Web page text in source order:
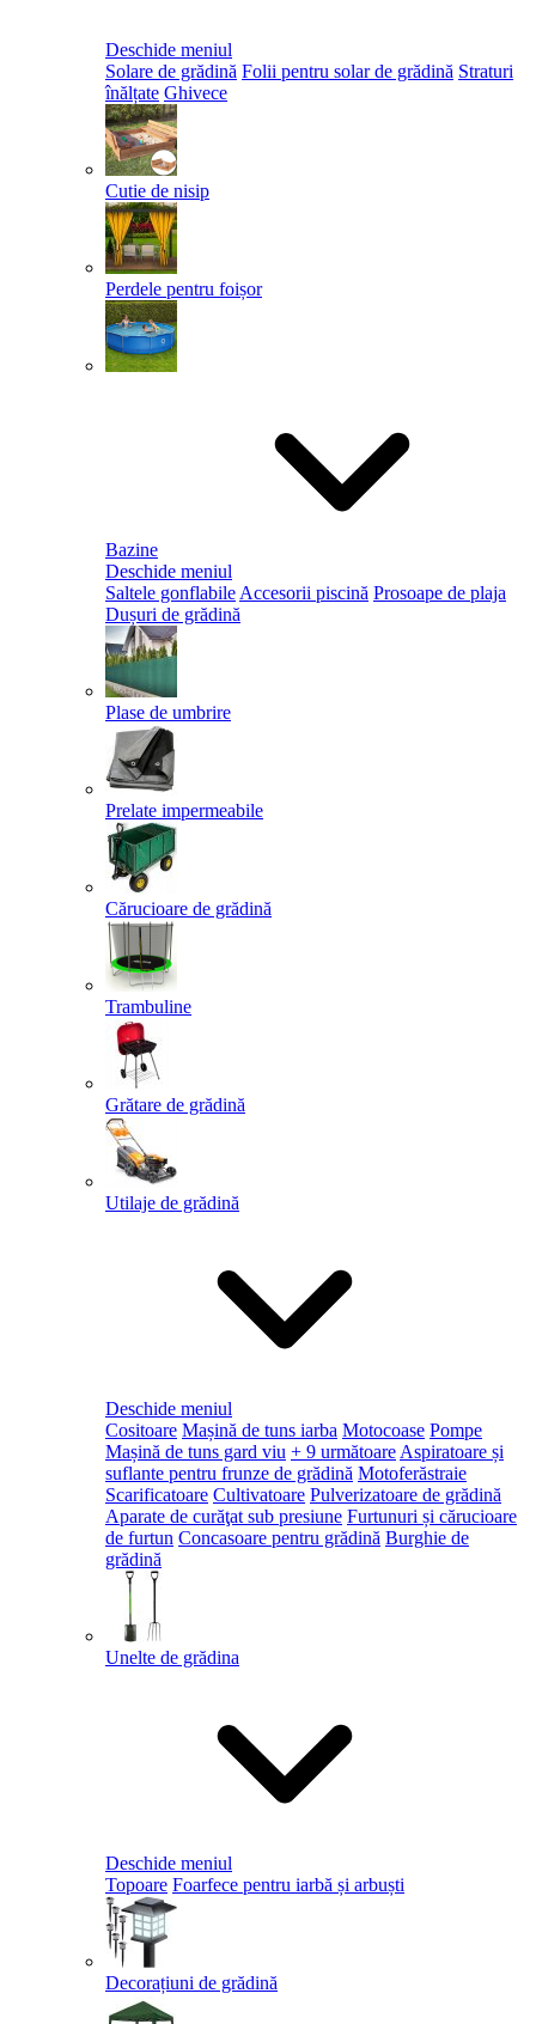
Deschide meniul
Solare de grădină Folii pentru solar de grădină Straturi
înălțate Ghivece
Cutie de nisip
Perdele pentru foișor
Bazine
Deschide meniul
Saltele gonflabile Accesorii piscină Prosoape de plaja
Dușuri de grădină
Plase de umbrire
Prelate impermeabile
Cărucioare de grădină
Trambuline
Grătare de grădină
Utilaje de grădină
Deschide meniul
Cositoare Mașină de tuns iarba Motocoase Pompe
Mașină de tuns gard viu + 9 următoare Aspiratoare și
suflante pentru frunze de grădină Motoferăstraie
Scarificatoare Cultivatoare Pulverizatoare de grădină
Aparate de curăţat sub presiune Furtunuri și cărucioare
de furtun Concasoare pentru grădină Burghie de
grădină
Unelte de grădina
Deschide meniul
Topoare Foarfece pentru iarbă și arbuști
Decorațiuni de grădină